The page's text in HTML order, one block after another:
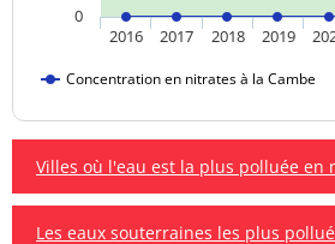
Concentration en nitrates à la Cambe
2016 2017 2018 2019
0
Villes où l'eau est la plus polluée en
Les eaux souterraines les plus